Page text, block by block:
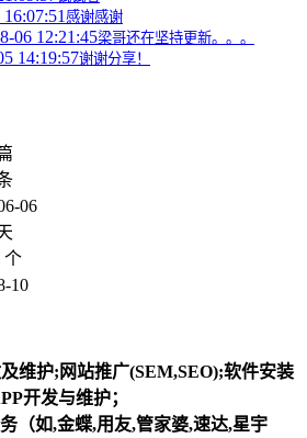
感谢感谢
06 12:21:45梁哥还在坚持更新。。。
14:19:57谢谢分享！
06
个
10
维护;网站推广(SEM,SEO);软件安装
开发与维护；
（如,金蝶,用友,管家婆,速达,星宇